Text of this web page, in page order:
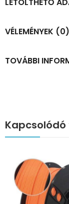
VÉLEMÉNYEK (0)
TOVÁBBI